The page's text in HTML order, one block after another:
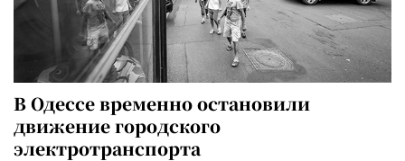
В Одессе временно остановили
движение городского
электротранспорта